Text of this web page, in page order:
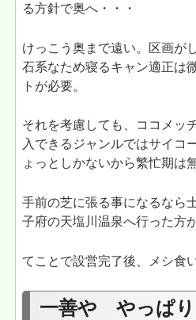
る方針で奥へ・・・
けっこう奥まで遠い。区画が
石系なため寝るキャン適正は
トが必要。
それを考慮しても、ココメッ
入できるジャンルではサイコ
ょっとしかないから繁忙期は
手前の芝に張る事になるなら
子府の天塩川温泉へ行った方
てことで設営完了後、メシ食
一善や やっぱ